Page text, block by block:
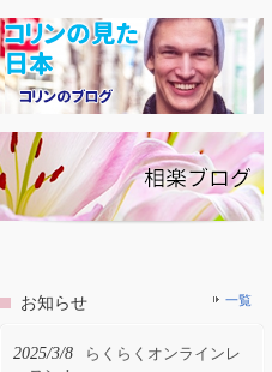
お知らせ 一覧
2025/3/8
らくらくオンラインレ